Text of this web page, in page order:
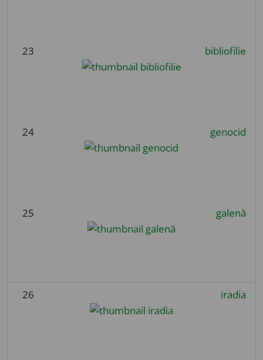
23 bibliofilie
24 genocid
25 galenă
26 iradia